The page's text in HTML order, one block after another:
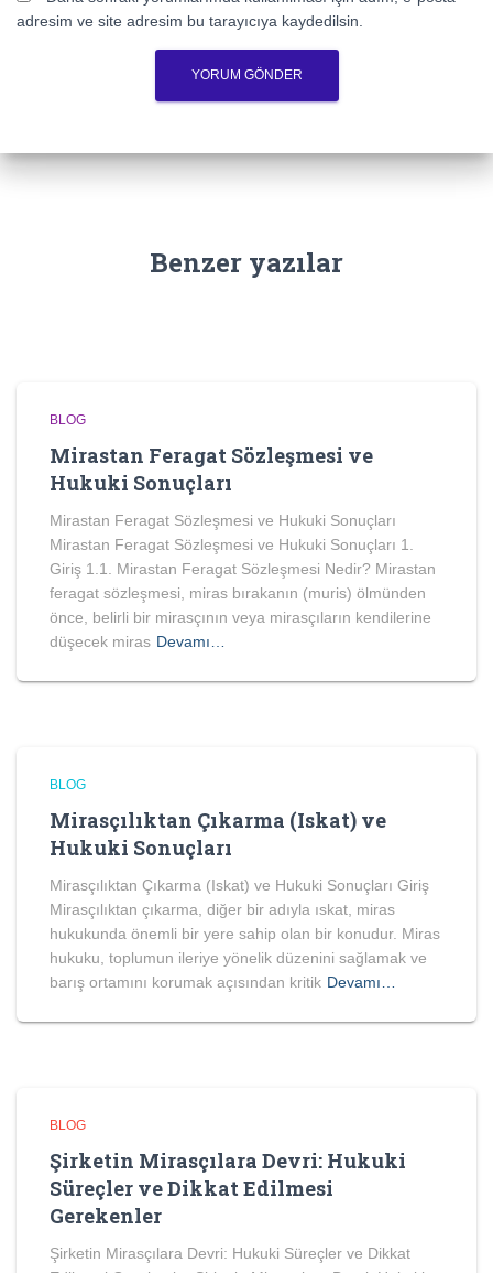
adresim ve site adresim bu tarayıcıya kaydedilsin.
Benzer yazılar
BLOG
Mirastan Feragat Sözleşmesi ve
Hukuki Sonuçları
Mirastan Feragat Sözleşmesi ve Hukuki Sonuçları
Mirastan Feragat Sözleşmesi ve Hukuki Sonuçları 1.
Giriş 1.1. Mirastan Feragat Sözleşmesi Nedir? Mirastan
feragat sözleşmesi, miras bırakanın (muris) ölmünden
önce, belirli bir mirasçının veya mirasçıların kendilerine
düşecek miras Devamı…
BLOG
Mirasçılıktan Çıkarma (Iskat) ve
Hukuki Sonuçları
Mirasçılıktan Çıkarma (Iskat) ve Hukuki Sonuçları Giriş
Mirasçılıktan çıkarma, diğer bir adıyla ıskat, miras
hukukunda önemli bir yere sahip olan bir konudur. Miras
hukuku, toplumun ileriye yönelik düzenini sağlamak ve
barış ortamını korumak açısından kritik Devamı…
BLOG
Şirketin Mirasçılara Devri: Hukuki
Süreçler ve Dikkat Edilmesi
Gerekenler
Şirketin Mirasçılara Devri: Hukuki Süreçler ve Dikkat